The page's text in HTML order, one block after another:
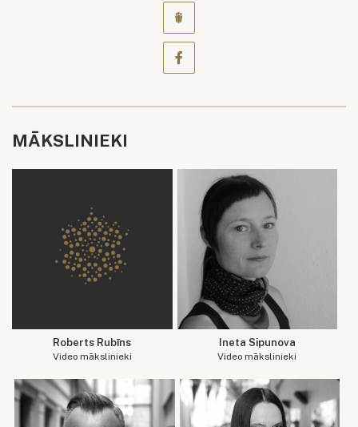
MĀKSLINIEKI
Roberts Rubīns
Video mākslinieki
Ineta Sipunova
Video mākslinieki